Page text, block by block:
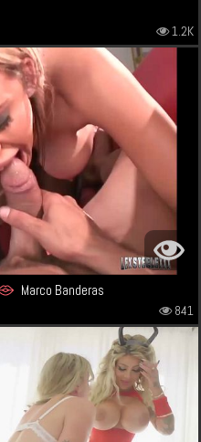
1.2K
Marco Banderas
841